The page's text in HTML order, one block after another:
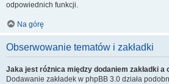
odpowiednich funkcji.
Na górę
Obserwowanie tematów i zakładki
Jaka jest różnica między dodaniem zakładki a
Dodawanie zakładek w phpBB 3.0 działa